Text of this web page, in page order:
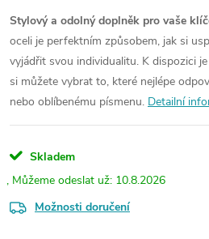
Stylový a odolný doplněk pro vaše
oceli je perfektním způsobem, jak si
vyjádřit svou individualitu. K dispozici
si můžete vybrat to, které nejlépe
nebo oblíbenému písmenu. Detailní
Skladem
10.8.2026
Možnosti doručení